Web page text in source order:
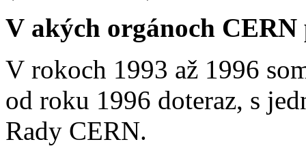
V akých orgánoch
V rokoch 1993 až 1996
od roku 1996 doteraz, s
Rady CERN.